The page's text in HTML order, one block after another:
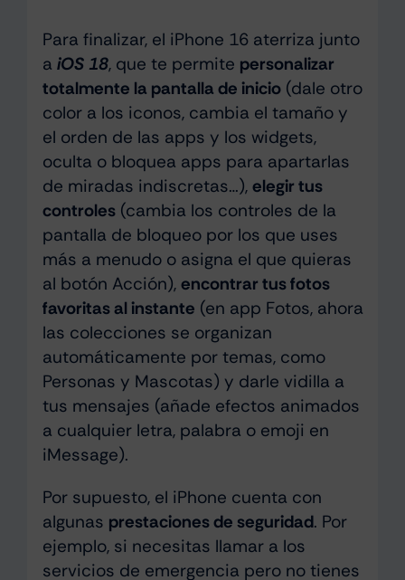
Para finalizar, el iPhone 16 aterriza junto
a iOS 18, que te permite personalizar
totalmente la pantalla de inicio(dale otro
color a los iconos, cambia el tamaño y
el orden de las apps y los widgets,
oculta o bloquea apps para apartarlas
de miradas indiscretas…), elegir tus
controles(cambia los controles de la
pantalla de bloqueo por los que uses
más a menudo o asigna el que quieras
al botón Acción), encontrar tus fotos
favoritas al instante (en app Fotos, ahora
las colecciones se organizan
automáticamente por temas, como
Personas y Mascotas) y darle vidilla a
tus mensajes (añade efectos animados
a cualquier letra, palabra o emoji en
iMessage).
Por supuesto, el iPhone cuenta con
algunas prestaciones de seguridad. Por
ejemplo, si necesitas llamar a los
servicios de emergencia pero no tienes